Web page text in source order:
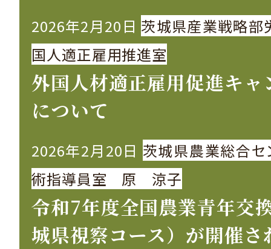
2026年2月20日 茨城県産業戦略部
国人適正雇用推進室
外国人材適正雇用促進キャ
について
2026年2月20日 茨城県農業総合セ
術指導員室 原 涼子
令和7年度全国農業青年交
城県視察コース）が開催さ